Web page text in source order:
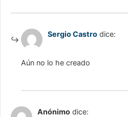
Sergio Castro dice:
Aún no lo he creado
Anónimo dice: